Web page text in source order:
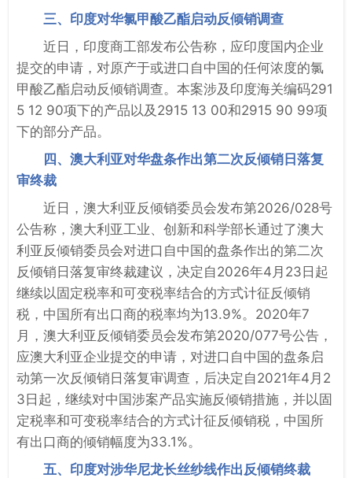
三、印度对华氯甲酸乙酯启动反倾销调查
近日，印度商工部发布公告称，应印度国内企业
提交的申请，对原产于或进口自中国的任何浓度的氯
甲酸乙酯启动反倾销调查。本案涉及印度海关编码291
5 12 90项下的产品以及2915 13 00和2915 90 99项
下的部分产品。
四、澳大利亚对华盘条作出第二次反倾销日落复
审终裁
近日，澳大利亚反倾销委员会发布第2026/028号
公告称，澳大利亚工业、创新和科学部长通过了澳大
利亚反倾销委员会对进口自中国的盘条作出的第二次
反倾销日落复审终裁建议，决定自2026年4月23日起
继续以固定税率和可变税率结合的方式计征反倾销
税，中国所有出口商的税率均为13.9%。2020年7
月，澳大利亚反倾销委员会发布第2020/077号公告，
应澳大利亚企业提交的申请，对进口自中国的盘条启
动第一次反倾销日落复审调查，后决定自2021年4月2
3日起，继续对中国涉案产品实施反倾销措施，并以固
定税率和可变税率结合的方式计征反倾销税，中国所
有出口商的倾销幅度为33.1%。
五、印度对涉华尼龙长丝纱线作出反倾销终裁